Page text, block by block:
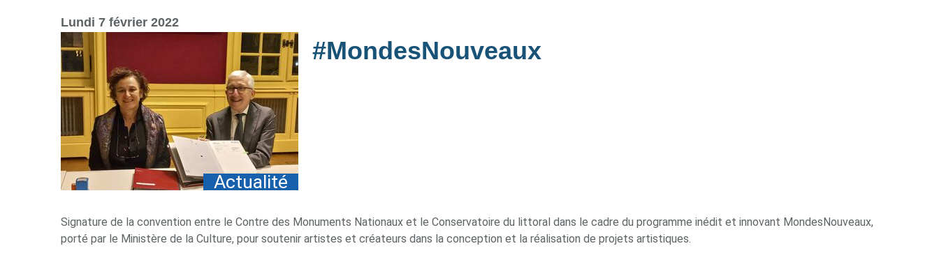
Lundi 7 février 2022
Actualité
#MondesNouveaux
Signature de la convention entre le Contre des Monuments Nationaux et le Conservatoire du littoral dans le cadre du programme inédit et innovant MondesNouveaux,
porté par le Ministère de la Culture, pour soutenir artistes et créateurs dans la conception et la réalisation de projets artistiques.